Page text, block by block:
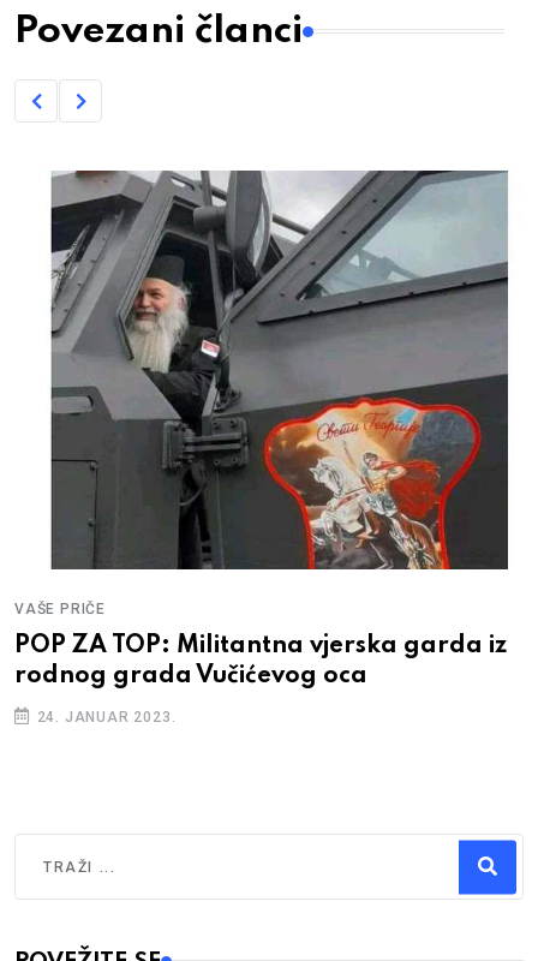
Povezani članci
VAŠE PRIČE
POP ZA TOP: Militantna vjerska garda iz
rodnog grada Vučićevog oca
24. JANUAR 2023.
Type 2 or more characters for results.